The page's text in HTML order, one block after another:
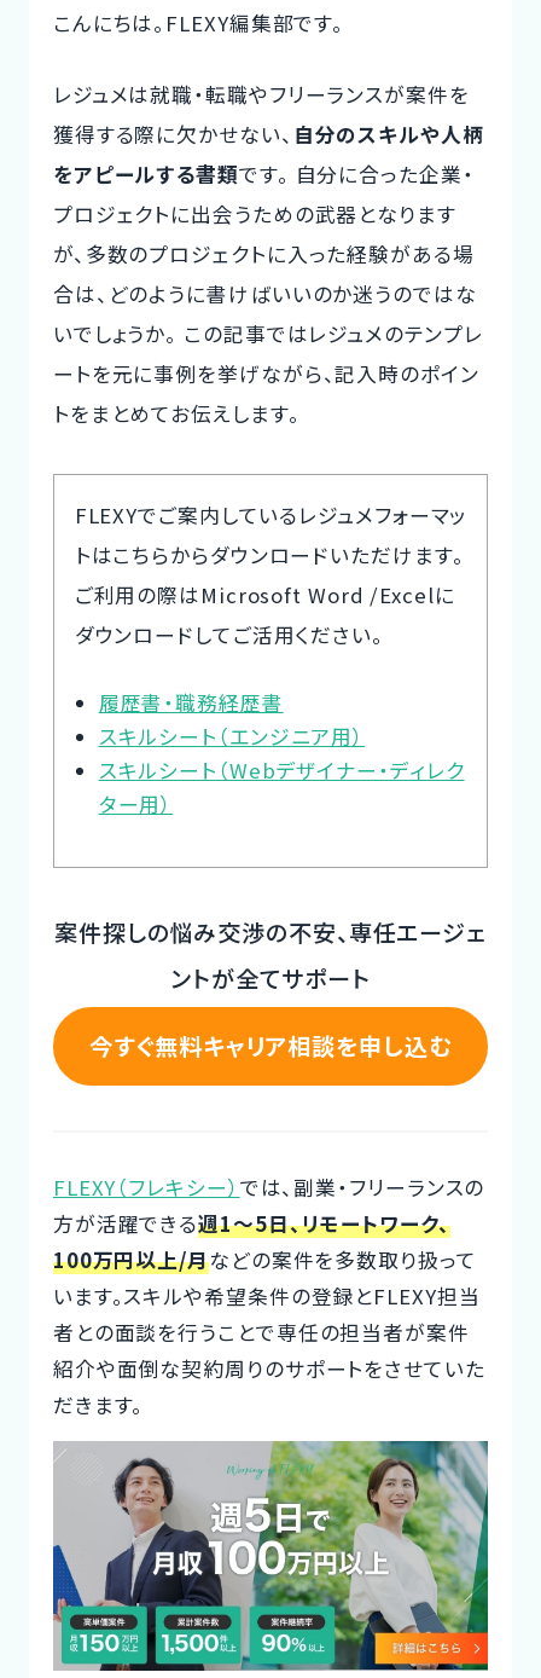
今すぐ無料で登録 ログイン
CTOイベント
CTO Event
CTOインタビュー
開発手法と体制
フリーランス副業ノウハウ
Freelance Know-How
利用企業事例
Examples of companies
デザイナー
Designer
こんにちは。FLEXY編集部です。
レジュメは就職・転職やフリーランスが案件を
獲得する際に欠かせない、 自分のスキルや人柄
をアピールする書類です。 自分に合った企業・
プロジェクトに出会うための武器となります
が、多数のプロジェクトに入った経験がある場
合は、どのように書けばいいのか迷うのではな
いでしょうか。 この記事ではレジュメのテンプレ
ートを元に事例を挙げながら、記入時のポイン
トをまとめてお伝えします。
FLEXYでご案内しているレジュメフォーマッ
トはこちらからダウンロードいただけます。
ご利用の際はMicrosoft Word /Excelに
ダウンロードしてご活用ください。
履歴書・職務経歴書
スキルシート（エンジニア用）
スキルシート（Webデザイナー・ディレク
ター用）
案件探しの悩み交渉の不安、専任エージェ
ントが全てサポート
今すぐ無料キャリア相談を申し込む
FLEXY（フレキシー） では、副業・フリーランスの
方が活躍できる週1～5日、リモートワーク、
100万円以上/月などの案件を多数取り扱って
います。スキルや希望条件の登録とFLEXY担当
者との面談を行うことで専任の担当者が案件
紹介や面倒な契約周りのサポートをさせていた
だきます。